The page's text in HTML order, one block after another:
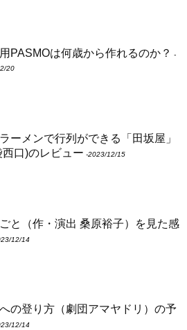
PASMOは何歳から作れるのか？
‐
20
ーメンで行列ができる「田坂屋」
西口)のレビュー ‐2023/12/15
と（作・演出 桑原裕子）を見た感
12/14
の登り方（劇団アマヤドリ）の予
12/14